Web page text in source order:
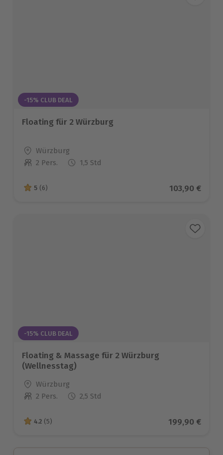
-15% CLUB DEAL
Floating für 2 Würzburg
Standort
Würzburg
Anzahl der Teilnehmer
2 Pers. 1,5 Std
5 von 5 Sternen basierend auf 6 Bewertungen
5 (6) Aktueller
103,90 €
-15% CLUB DEAL
Floating & Massage für 2 Würzburg
(Wellnesstag)
Standort
Würzburg
Anzahl der Teilnehmer
2 Pers. 2,5 Std
4.2 von 5 Sternen basierend auf 5 Bewertungen
4.2 (5) Aktueller
199,90 €